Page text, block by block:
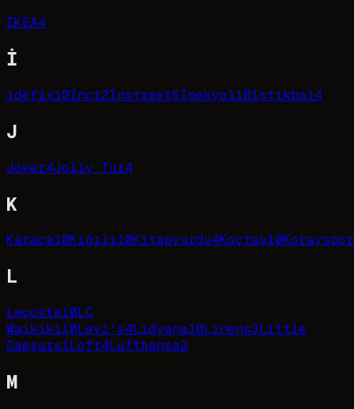
IKEA4
İ
idefix10İnci2İnstreet5İpekyol10İstikbal4
J
Joker4Jolly Tur4
K
Karaca10Kiğılı10Kitapyurdu4Koçtaş10Korayspor
L
Lacoste10LC
Waikiki10Levi's4Lidyana10Linens3Little
Caesars1Loft4Lufthansa2
M